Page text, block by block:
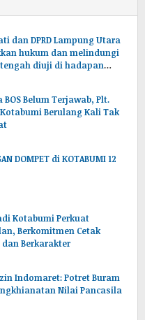
dan DPRD Lampung Utara
hukum dan melindungi
diuji di hadapan
Belum Terjawab, Plt.
Kotabumi Berulang Kali Tak
DOMPET di KOTABUMI 12
Kotabumi Perkuat
Berkomitmen Cetak
dan Berkarakter
Indomaret: Potret Buram
Nilai Pancasila